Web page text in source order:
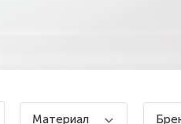
Материал